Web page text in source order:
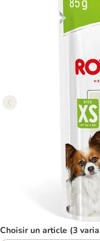
Choisir un article (3